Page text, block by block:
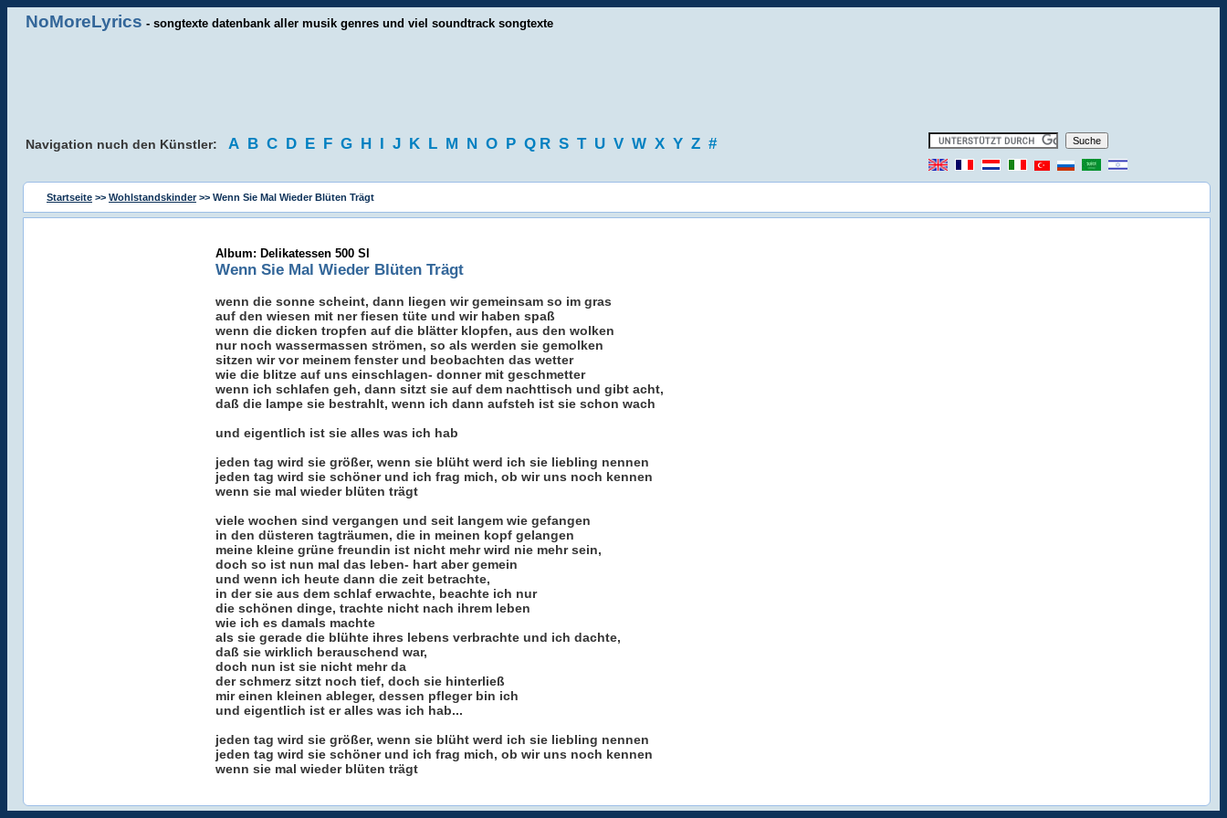
NoMoreLyrics - songtexte datenbank aller musik genres und viel soundtrack songtexte
Navigation nuch den Künstler: A B C D E F G H I J K L M N O P Q R S T U V W X Y Z #
Startseite >> Wohlstandskinder>> Wenn Sie Mal Wieder Blüten Trägt
Album: Delikatessen 500 Sl
Wenn Sie Mal Wieder Blüten Trägt
wenn die sonne scheint, dann liegen wir gemeinsam so im gras
auf den wiesen mit ner fiesen tüte und wir haben spaß
wenn die dicken tropfen auf die blätter klopfen, aus den wolken
nur noch wassermassen strömen, so als werden sie gemolken
sitzen wir vor meinem fenster und beobachten das wetter
wie die blitze auf uns einschlagen- donner mit geschmetter
wenn ich schlafen geh, dann sitzt sie auf dem nachttisch und gibt acht,
daß die lampe sie bestrahlt, wenn ich dann aufsteh ist sie schon wach
und eigentlich ist sie alles was ich hab
jeden tag wird sie größer, wenn sie blüht werd ich sie liebling nennen
jeden tag wird sie schöner und ich frag mich, ob wir uns noch kennen
wenn sie mal wieder blüten trägt
viele wochen sind vergangen und seit langem wie gefangen
in den düsteren tagträumen, die in meinen kopf gelangen
meine kleine grüne freundin ist nicht mehr wird nie mehr sein,
doch so ist nun mal das leben- hart aber gemein
und wenn ich heute dann die zeit betrachte,
in der sie aus dem schlaf erwachte, beachte ich nur
die schönen dinge, trachte nicht nach ihrem leben
wie ich es damals machte
als sie gerade die blühte ihres lebens verbrachte und ich dachte,
daß sie wirklich berauschend war,
doch nun ist sie nicht mehr da
der schmerz sitzt noch tief, doch sie hinterließ
mir einen kleinen ableger, dessen pfleger bin ich
und eigentlich ist er alles was ich hab...
jeden tag wird sie größer, wenn sie blüht werd ich sie liebling nennen
jeden tag wird sie schöner und ich frag mich, ob wir uns noch kennen
wenn sie mal wieder blüten trägt